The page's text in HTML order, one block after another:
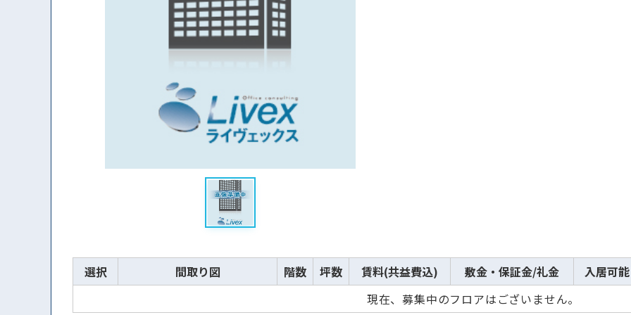
選択 間取り図 階数 坪数 賃料(共益費込) 敷金・保証金/礼金 入居可
現在、募集中のフロアはございません。